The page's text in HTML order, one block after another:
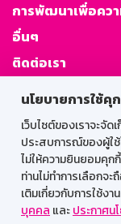
นโยบายการใช้
เว็บไซต์ของเราจะจั
ประสบการณ์ของผู้ใ
ไม่ให้ความยินยอมคุก
ท่านไม่ทำการเลือกจ
เติมเกี่ยวกับการใช้งา
บุคคล และประกาศน
การพัฒนาเพื่อคว
อื่นๆ
ติดต่อเรา
Web HR